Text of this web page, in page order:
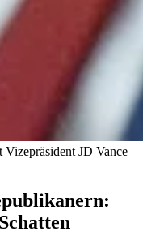
JD Vance